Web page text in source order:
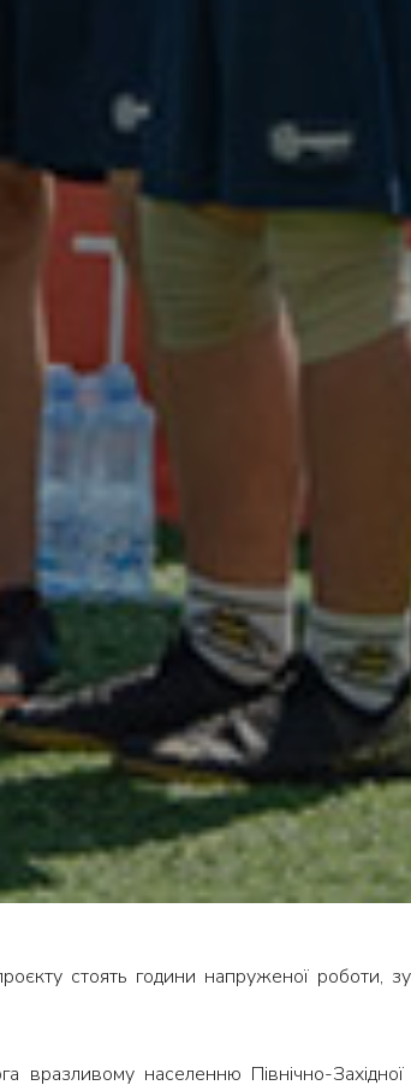
стоять години напруженої роботи,
вразливому населенню Північно-